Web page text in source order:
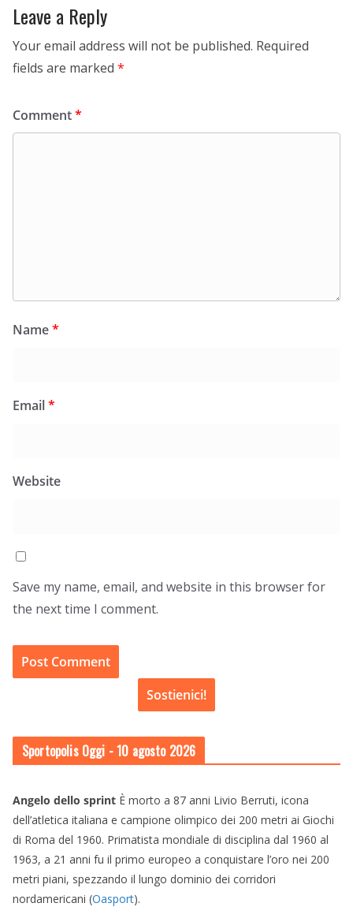
Leave a Reply
Your email address will not be published. Required
fields are marked *
Comment*
Name*
Email*
Website
Save my name, email, and website in this browser for
the next time I comment.
Sostienici!
Sportopolis Oggi - 10 agosto 2026
Angelo dello sprint È morto a 87 anni Livio Berruti, icona
dell’atletica italiana e campione olimpico dei 200 metri ai Giochi
di Roma del 1960. Primatista mondiale di disciplina dal 1960 al
1963, a 21 anni fu il primo europeo a conquistare l’oro nei 200
metri piani, spezzando il lungo dominio dei corridori
nordamericani (Oasport).